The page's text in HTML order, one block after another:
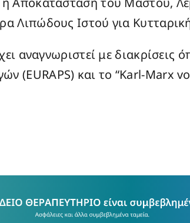
Λιπώδους Ιστού για
αναγνωριστεί με
(EURAPS) και το “Karl-Marx